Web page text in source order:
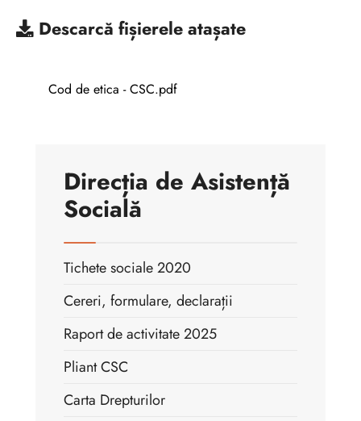
Descarcă fișierele atașate
Cod de etica - CSC.pdf
Direcția de Asistență
Socială
Tichete sociale 2020
Cereri, formulare, declarații
Raport de activitate 2025
Pliant CSC
Carta Drepturilor